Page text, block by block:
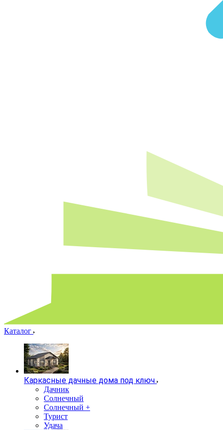
Каталог
Каркасные дачные дома под ключ
Дачник
Солнечный
Солнечный +
Турист
Удача